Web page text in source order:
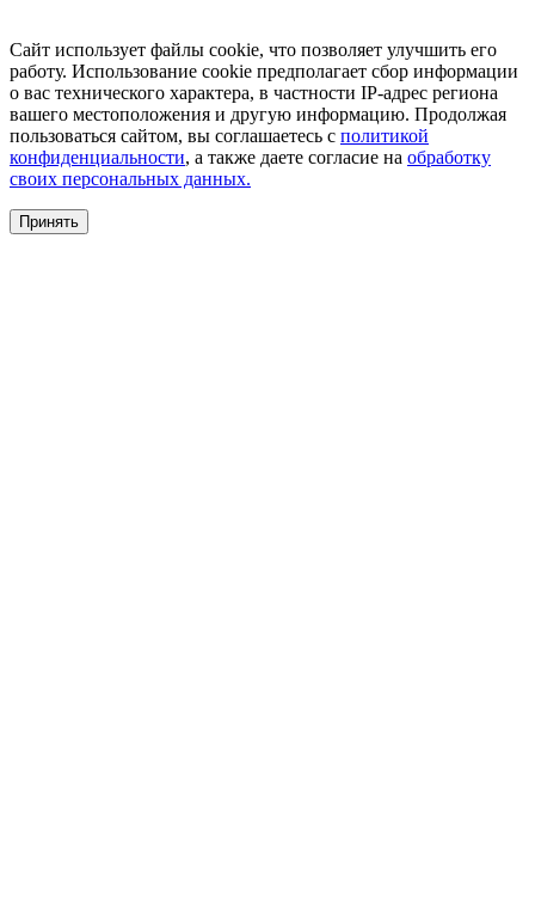
Сайт использует файлы cookie, что позволяет улучшить его
работу. Использование cookie предполагает сбор информации
о вас технического характера, в частности IP-адрес региона
вашего местоположения и другую информацию. Продолжая
пользоваться сайтом, вы соглашаетесь с политикой
конфиденциальности, а также даете согласие на обработку
своих персональных данных.
Принять